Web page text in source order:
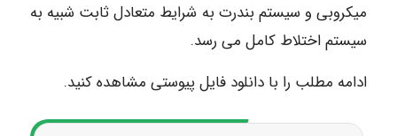
میکروبی و سیستم بندرت به شرایط متعادل ثابت شبیه به
سیستم اختلاط کامل می رسد.
ادامه مطلب را با دانلود فایل پیوستی مشاهده کنید.